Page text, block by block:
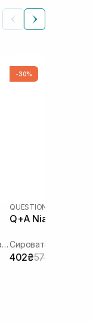
Есенція посилена з галактомісісом і ніацинамідом
-30%
QUESTION AND
Q+A Niacinamide
Сироватка з
402₴574₴